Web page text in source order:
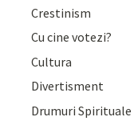
Crestinism
Cu cine votezi?
Cultura
Divertisment
Drumuri Spirituale